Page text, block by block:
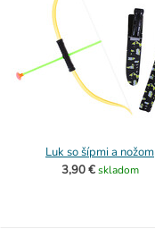
Luk so šípmi a nožom
3,90 € skladom